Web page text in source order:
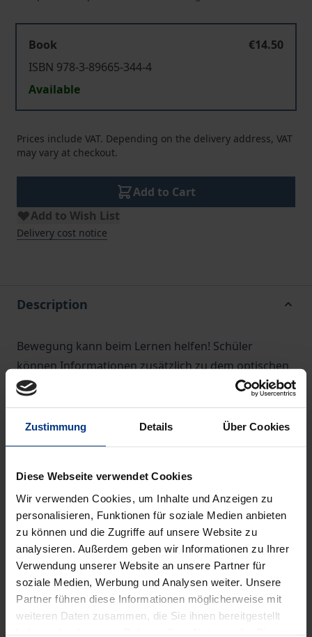
Zustimmung Details Über Cookies
Diese Webseite verwendet Cookies
Wir verwenden Cookies, um Inhalte und Anzeigen zu
personalisieren, Funktionen für soziale Medien anbieten
zu können und die Zugriffe auf unsere Website zu
analysieren. Außerdem geben wir Informationen zu Ihrer
Verwendung unserer Website an unsere Partner für
soziale Medien, Werbung und Analysen weiter. Unsere
Partner führen diese Informationen möglicherweise mit
weiteren Daten zusammen, die Sie ihnen bereitgestellt
Book
€14.50
ISBN 978-3-89665-344-4
Available
Prices include VAT. Depending on the delivery address, VAT
may vary at checkout.
Add to Cart
Add to Wish List
Delivery cost notice
Description
Bewegung kann beim Lernen helfen! Schüler
können Informationen zusätzlich zu dem optischen
und akustischen Analysator auch über den
'Bewegungssinn' aufnehmen. Des Weiteren
verbessern Bewegungen bereits mit geringerer
Intensität die Sauerstoffversorgung des Gehirns
unseren Erfahrungen und
Untersuchungsergebnissen sind die Schüler an
bewegten Formen des Lernens sehr interessiert und
ihre Lernfreude kann gesteigert werden. In der
Einleitung wird die Bedeutung der Bewegung für die
Entwicklung von Kindern und Jugendlichen erläutert
sowie die Strukturierung der Auswahlkriterien
vorgestellt. In die sich anschließende Sammlung von